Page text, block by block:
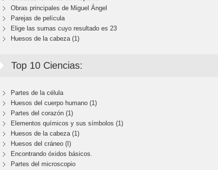
Obras principales de Miguel Ángel
Parejas de película
Elige las sumas cuyo resultado es 23
Huesos de la cabeza (1)
Top 10 Ciencias:
Partes de la célula
Huesos del cuerpo humano (1)
Partes del corazón (1)
Elementos químicos y sus símbolos (1)
Huesos de la cabeza (1)
Huesos del cráneo (I)
Encontrando óxidos básicos.
Partes del microscopio